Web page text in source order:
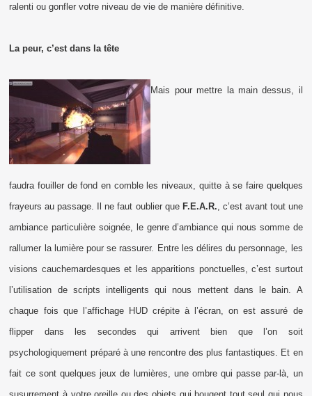
ralenti ou gonfler votre niveau de vie de manière définitive.
La peur, c’est dans la tête
Mais pour mettre la main dessus, il
faudra fouiller de fond en comble les niveaux, quitte à se faire quelques
frayeurs au passage. Il ne faut oublier que F.E.A.R. , c’est avant tout une
ambiance particulière soignée, le genre d’ambiance qui nous somme de
rallumer la lumière pour se rassurer. Entre les délires du personnage, les
visions cauchemardesques et les apparitions ponctuelles, c’est surtout
l’utilisation de scripts intelligents qui nous mettent dans le bain. A
chaque fois que l’affichage HUD crépite à l’écran, on est assuré de
flipper dans les secondes qui arrivent bien que l’on soit
psychologiquement préparé à une rencontre des plus fantastiques. Et en
fait ce sont quelques jeux de lumières, une ombre qui passe par-là, un